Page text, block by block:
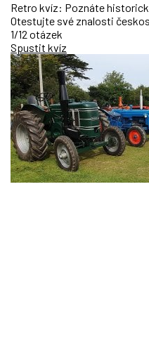
Retro kvíz: Poznáte
Otestujte své znalosti
1/12 otázek
Spustit kvíz